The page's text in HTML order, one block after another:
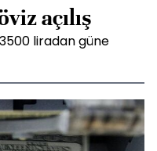
açılış
liradan güne